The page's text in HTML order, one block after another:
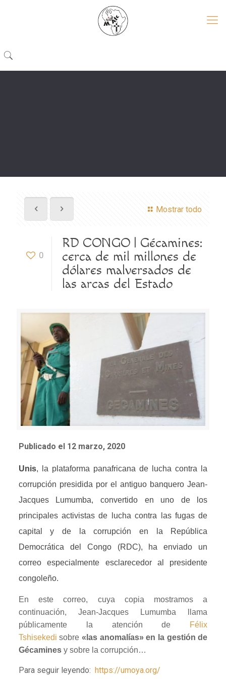
Mostrar todo
0
RD CONGO | Gécamines:
cerca de mil millones de
dólares malversados de
las arcas del Estado
Publicado el 12 marzo, 2020
Unis, la plataforma panafricana de lucha contra la
corrupción presidida por el antiguo banquero Jean-
Jacques Lumumba, convertido en uno de los
principales activistas de lucha contra las fugas de
capital y de la corrupción en la República
Democrática del Congo (RDC), ha enviado un
correo especialmente esclarecedor al presidente
congoleño.
En este correo, cuya copia mostramos a
continuación, Jean-Jacques Lumumba llama
públicamente la atención de
Félix
Tshisekedi sobre«las anomalías» en la gestión de
Gécaminesy sobre la corrupción…
Para seguir leyendo: https://umoya.org/